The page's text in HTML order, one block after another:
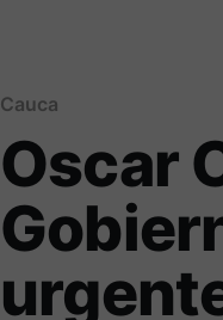
Cauca
Oscar